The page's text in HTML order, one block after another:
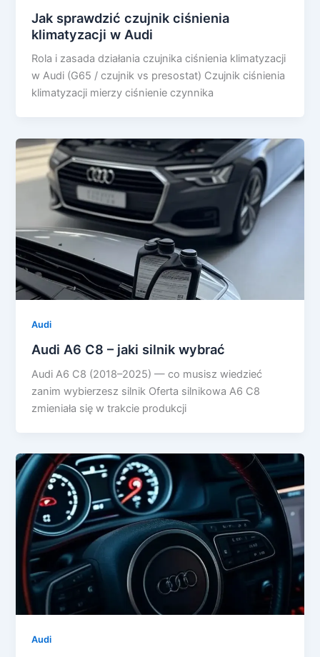
Jak sprawdzić czujnik ciśnienia
klimatyzacji w Audi
Rola i zasada działania czujnika ciśnienia klimatyzacji
w Audi (G65 / czujnik vs presostat) Czujnik ciśnienia
klimatyzacji mierzy ciśnienie czynnika
Audi
Audi A6 C8 – jaki silnik wybrać
Audi A6 C8 (2018–2025) — co musisz wiedzieć
zanim wybierzesz silnik Oferta silnikowa A6 C8
zmieniała się w trakcie produkcji
Audi